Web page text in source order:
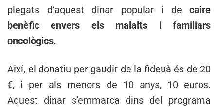
plegats d’aquest dinar popular i de caire
benèfic envers els malalts i familiars
oncològics.
Així, el donatiu per gaudir de la fideuà és de 20
€, i per als menors de 10 anys, 10 euros.
Aquest dinar s’emmarca dins del programa